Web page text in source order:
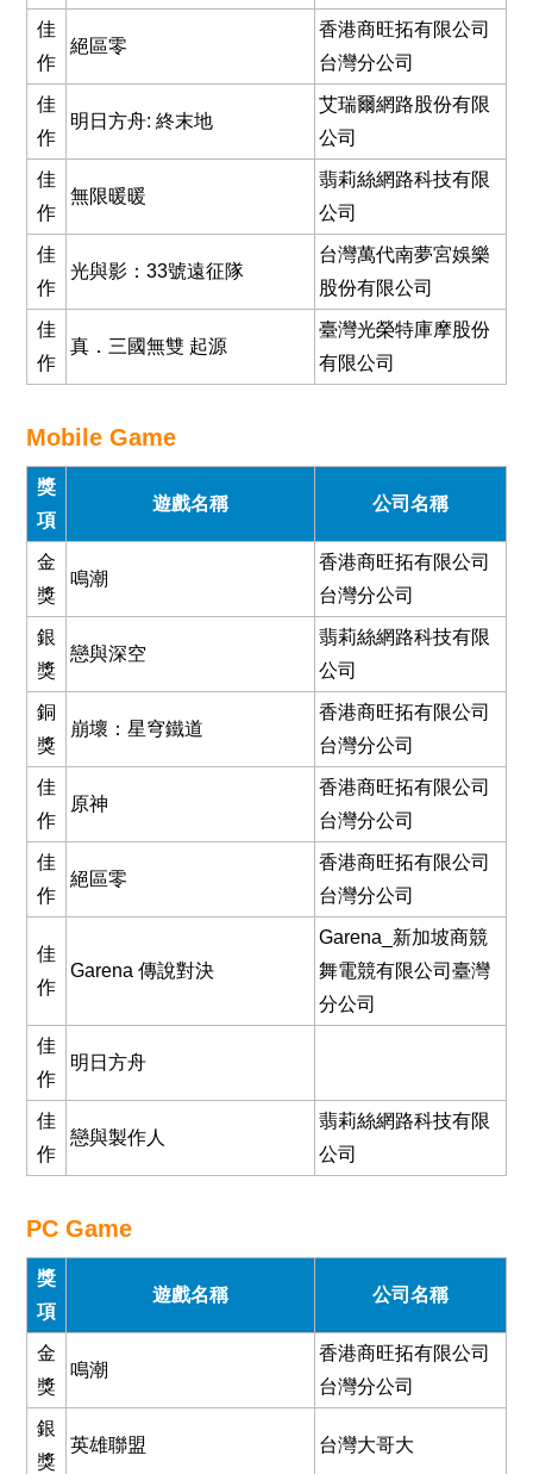
佳
作
絕區零
香港商旺拓有限公司
台灣分公司
佳
作
明日方舟: 終末地
艾瑞爾網路股份有限
公司
佳
作
無限暖暖
翡莉絲網路科技有限
公司
佳
作
光與影：33號遠征隊
台灣萬代南夢宮娛樂
股份有限公司
佳
作
真．三國無雙 起源
臺灣光榮特庫摩股份
有限公司
Mobile Game
獎
項
遊戲名稱 公司名稱
金
獎
鳴潮
香港商旺拓有限公司
台灣分公司
銀
獎
戀與深空
翡莉絲網路科技有限
公司
銅
獎
崩壞：星穹鐵道
香港商旺拓有限公司
台灣分公司
佳
作
原神
香港商旺拓有限公司
台灣分公司
佳
作
絕區零
香港商旺拓有限公司
台灣分公司
佳
作
Garena 傳說對決
Garena_新加坡商競
舞電競有限公司臺灣
分公司
佳
作
明日方舟
佳
作
戀與製作人
翡莉絲網路科技有限
公司
PC Game
獎
項
遊戲名稱 公司名稱
金
獎
鳴潮
香港商旺拓有限公司
台灣分公司
銀
獎
英雄聯盟 台灣大哥大